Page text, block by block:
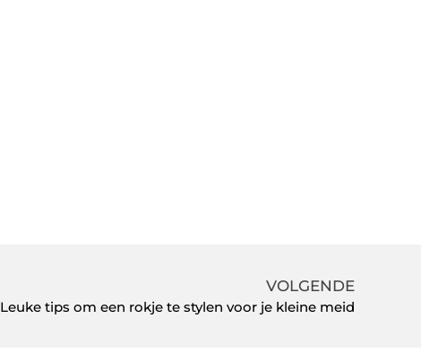
VOLGENDE
Leuke tips om een rokje te stylen voor je kleine meid